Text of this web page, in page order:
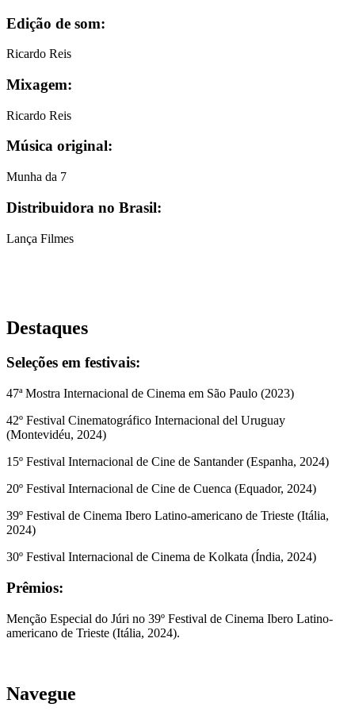
Edição de som:
Ricardo Reis
Mixagem:
Ricardo Reis
Música original:
Munha da 7
Distribuidora no Brasil:
Lança Filmes
Destaques
Seleções em festivais:
47ª Mostra Internacional de Cinema em São Paulo (2023)
42º Festival Cinematográfico Internacional del Uruguay
(Montevidéu, 2024)
15º Festival Internacional de Cine de Santander (Espanha, 2024)
20º Festival Internacional de Cine de Cuenca (Equador, 2024)
39º Festival de Cinema Ibero Latino-americano de Trieste (Itália,
2024)
30º Festival Internacional de Cinema de Kolkata (Índia, 2024)
Prêmios:
Menção Especial do Júri no 39º Festival de Cinema Ibero Latino-
americano de Trieste (Itália, 2024).
Navegue